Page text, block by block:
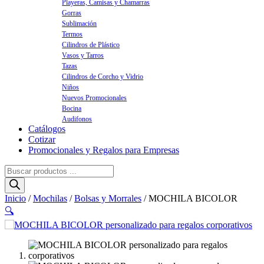
Playeras, Camisas y Chamarras
Gorras
Sublimación
Termos
Cilindros de Plástico
Vasos y Tarros
Tazas
Cilindros de Corcho y Vidrio
Niños
Nuevos Promocionales
Bocina
Audifonos
Catálogos
Cotizar
Promocionales y Regalos para Empresas
Búsqueda
de
productos
Inicio /Mochilas /Bolsas y Morrales / MOCHILA BICOLOR
🔍